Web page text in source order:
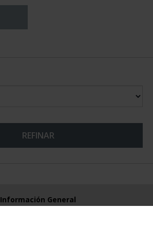
REFINAR
Información General